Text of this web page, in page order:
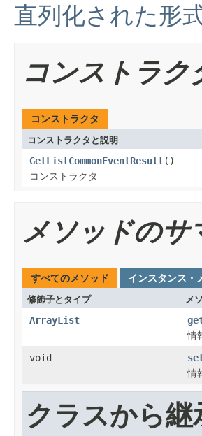
直列化された形
コンストラク
コンストラクタ
コンストラクタと説明
GetListCommonEventResult()
コンストラクタ
メソッドのサ
すべてのメソッド インスタンス・
修飾子とタイプ メ
ArrayList
情
void
情
クラスから